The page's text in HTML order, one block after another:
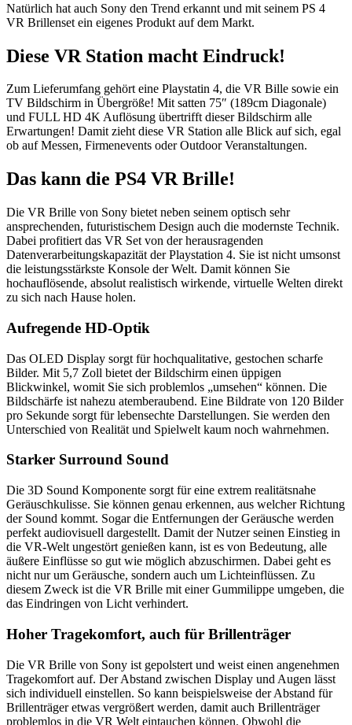
Natürlich hat auch Sony den Trend erkannt und mit seinem PS 4
VR Brillenset ein eigenes Produkt auf dem Markt.
Diese VR Station macht Eindruck!
Zum Lieferumfang gehört eine Playstatin 4, die VR Bille sowie ein
TV Bildschirm in Übergröße! Mit satten 75″ (189cm Diagonale)
und FULL HD 4K Auflösung übertrifft dieser Bildschirm alle
Erwartungen! Damit zieht diese VR Station alle Blick auf sich, egal
ob auf Messen, Firmenevents oder Outdoor Veranstaltungen.
Das kann die PS4 VR Brille!
Die VR Brille von Sony bietet neben seinem optisch sehr
ansprechenden, futuristischem Design auch die modernste Technik.
Dabei profitiert das VR Set von der herausragenden
Datenverarbeitungskapazität der Playstation 4. Sie ist nicht umsonst
die leistungsstärkste Konsole der Welt. Damit können Sie
hochauflösende, absolut realistisch wirkende, virtuelle Welten direkt
zu sich nach Hause holen.
Aufregende HD-Optik
Das OLED Display sorgt für hochqualitative, gestochen scharfe
Bilder. Mit 5,7 Zoll bietet der Bildschirm einen üppigen
Blickwinkel, womit Sie sich problemlos „umsehen“ können. Die
Bildschärfe ist nahezu atemberaubend. Eine Bildrate von 120 Bilder
pro Sekunde sorgt für lebensechte Darstellungen. Sie werden den
Unterschied von Realität und Spielwelt kaum noch wahrnehmen.
Starker Surround Sound
Die 3D Sound Komponente sorgt für eine extrem realitätsnahe
Geräuschkulisse. Sie können genau erkennen, aus welcher Richtung
der Sound kommt. Sogar die Entfernungen der Geräusche werden
perfekt audiovisuell dargestellt. Damit der Nutzer seinen Einstieg in
die VR-Welt ungestört genießen kann, ist es von Bedeutung, alle
äußere Einflüsse so gut wie möglich abzuschirmen. Dabei geht es
nicht nur um Geräusche, sondern auch um Lichteinflüssen. Zu
diesem Zweck ist die VR Brille mit einer Gummilippe umgeben, die
das Eindringen von Licht verhindert.
Hoher Tragekomfort, auch für Brillenträger
Die VR Brille von Sony ist gepolstert und weist einen angenehmen
Tragekomfort auf. Der Abstand zwischen Display und Augen lässt
sich individuell einstellen. So kann beispielsweise der Abstand für
Brillenträger etwas vergrößert werden, damit auch Brillenträger
problemlos in die VR Welt eintauchen können. Obwohl die